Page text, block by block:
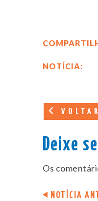
NOTÍCIA:
VOLTAR
Deixe
Os
NOTÍCIA